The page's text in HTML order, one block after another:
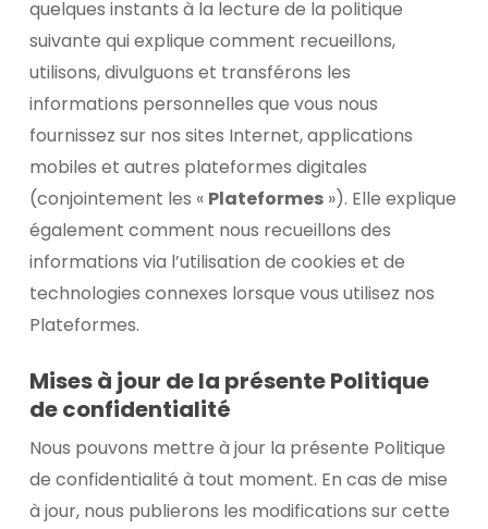
quelques instants à la lecture de la politique
suivante qui explique comment recueillons,
utilisons, divulguons et transférons les
informations personnelles que vous nous
fournissez sur nos sites Internet, applications
mobiles et autres plateformes digitales
(conjointement les « Plateformes»). Elle explique
également comment nous recueillons des
informations via l’utilisation de cookies et de
technologies connexes lorsque vous utilisez nos
Plateformes.
Mises à jour de la présente Politique
de confidentialité
Nous pouvons mettre à jour la présente Politique
de confidentialité à tout moment. En cas de mise
à jour, nous publierons les modifications sur cette